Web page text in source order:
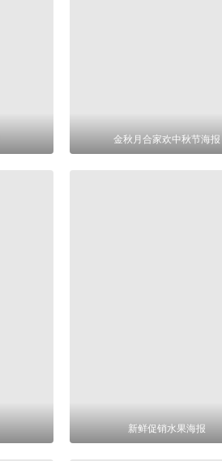
金秋月合家欢中秋节海报
新鲜促销水果海报